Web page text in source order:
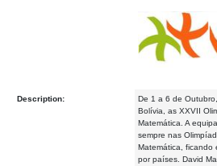
Description:
De 1 a 6 de
Bolívia, as XXVII
Matemática. A
sempre nas
Matemática, ficando
por países. David